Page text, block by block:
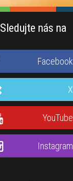
Sledujte nás na
Facebook
X
YouTube
Instagram